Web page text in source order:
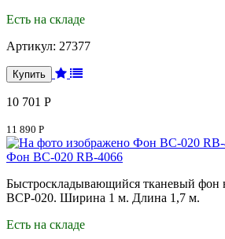
Есть на складе
Артикул: 27377
10 701 Р
11 890 Р
Фон BC-020 RB-4066
Быстроскладывающийся тканевый фон
BCP-020. Ширина 1 м. Длина 1,7 м.
Есть на складе